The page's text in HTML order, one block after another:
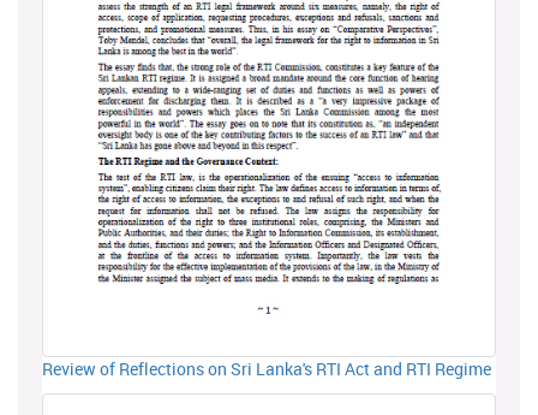
Review of Reflections on Sri Lanka's RTI Act and RTI Regime